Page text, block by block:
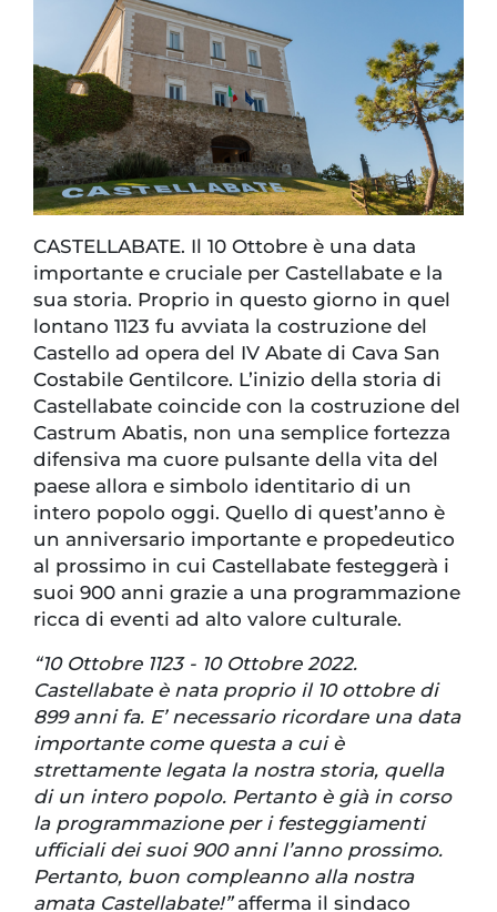
CASTELLABATE. Il 10 Ottobre è una data
importante e cruciale per Castellabate e la
sua storia. Proprio in questo giorno in quel
lontano 1123 fu avviata la costruzione del
Castello ad opera del IV Abate di Cava San
Costabile Gentilcore. L’inizio della storia di
Castellabate coincide con la costruzione del
Castrum Abatis, non una semplice fortezza
difensiva ma cuore pulsante della vita del
paese allora e simbolo identitario di un
intero popolo oggi. Quello di quest’anno è
un anniversario importante e propedeutico
al prossimo in cui Castellabate festeggerà i
suoi 900 anni grazie a una programmazione
ricca di eventi ad alto valore culturale.
“10 Ottobre 1123 - 10 Ottobre 2022.
Castellabate è nata proprio il 10 ottobre di
899 anni fa. E’ necessario ricordare una data
importante come questa a cui è
strettamente legata la nostra storia, quella
di un intero popolo. Pertanto è già in corso
la programmazione per i festeggiamenti
ufficiali dei suoi 900 anni l’anno prossimo.
Pertanto, buon compleanno alla nostra
amata Castellabate!”afferma il sindaco